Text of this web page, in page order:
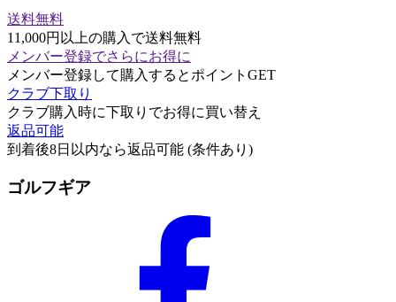
送料無料
11,000円以上の購入で送料無料
メンバー登録でさらにお得に
メンバー登録して購入するとポイントGET
クラブ下取り
クラブ購入時に下取りでお得に買い替え
返品可能
到着後8日以内なら返品可能 (条件あり)
ゴルフギア